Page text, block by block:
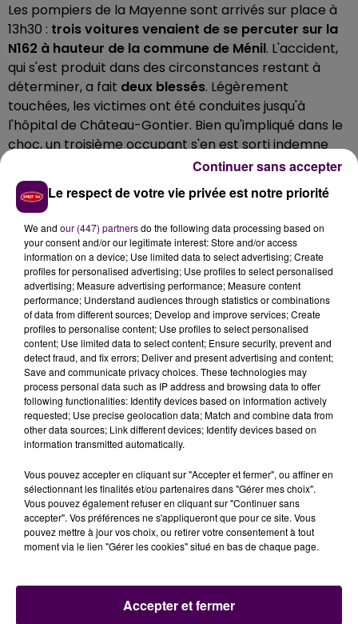
Les pompiers de la Mayenne sont arrivés sur place à
13h30 : trois voitures venaient de se percuter sur la
N162 à hauteur de la commune de Ménil. L'accident,
qui s'est produit dans des circonstances restant à
déterminer, a fait deux blessés. Légèrement
touchées, les victimes ont été conduites jusqu'à
l'hôpital de Château-Gontier. Bien qu'impliqué dans le
choc, un troisième occupant s'en est sorti indemne
pour sa part. Une douzaine de secouristes a été
mobilisée,
la circulation sur cet axe structurant a dû
être réduite à une seule voiele temps d'effectuer les
constatations d'usage et l'évacuation des véhicules
concernés.
À LA UNE
31 juillet 2026
Gagnez vos entrées à Terra Botanica !
Kids !
Le respect de votre vie privée est notre priorité
We and our (447) partnersdo the following data processing based on
your consent and/or our legitimate interest: Store and/or access
information on a device; Use limited data to select advertising; Create
profiles for personalised advertising; Use profiles to select personalised
advertising; Measure advertising performance; Measure content
performance; Understand audiences through statistics or combinations
of data from different sources; Develop and improve services; Create
profiles to personalise content; Use profiles to select personalised
content; Use limited data to select content; Ensure security, prevent and
detect fraud, and fix errors; Deliver and present advertising and content;
Save and communicate privacy choices. These technologies may
process personal data such as IP address and browsing data to offer
following functionalities: Identify devices based on information actively
requested; Use precise geolocation data; Match and combine data from
other data sources; Link different devices; Identify devices based on
information transmitted automatically.
Vous pouvez accepter en cliquant sur "Accepter et fermer", ou affiner en
sélectionnant les finalités et/ou partenaires dans "Gérer mes choix".
Vous pouvez également refuser en cliquant sur "Continuer sans
accepter". Vos préférences ne s'appliqueront que pour ce site. Vous
pouvez mettre à jour vos choix, ou retirer votre consentement à tout
moment via le lien "Gérer les cookies" situé en bas de chaque page.
Accepter et fermer
Continuer sans accepter